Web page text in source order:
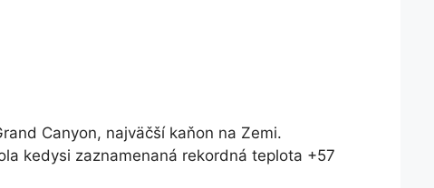
Canyon, najväčší kaňon na Zemi.
kedysi zaznamenaná rekordná teplota +57